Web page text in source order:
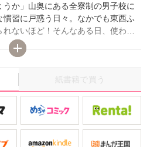
うか」山奥にある全寮制の男子校に
習に戸惑う日々。なかでも東西ふ
ないほど！そんなある日、使われ
坂と出会うと、アクシデントから
めに…。「先っちょ、気持ちい
れるとアッという間にイカされ
由一。ところが東棟の由一に対し
かって…!!ロミジュリ的男子寮の恋の
紙書籍で買う